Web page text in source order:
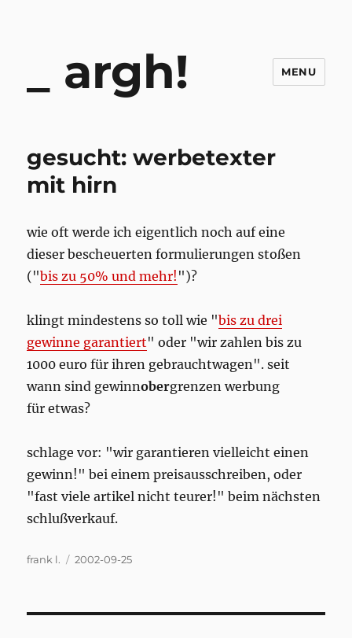
argh! MENU
gesucht: werbetexter
mit hirn
wie oft werde ich eigentlich noch auf eine
dieser bescheuerten formulierungen stoßen
("bis zu 50% und mehr! ")?
klingt mindestens so toll wie "bis zu drei
gewinne garantiert" oder "wir zahlen bis zu
1000 euro für ihren gebrauchtwagen". seit
wann sind gewinnobergrenzen werbung
für etwas?
schlage vor: "wir garantieren vielleicht einen
gewinn!" bei einem preisausschreiben, oder
"fast viele artikel nicht teurer!" beim nächsten
schlußverkauf.
Author
frank l.
Posted
2002-09-25